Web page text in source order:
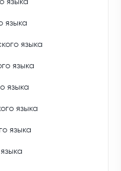
языка
языка
языка
языка
языка
языка
языка